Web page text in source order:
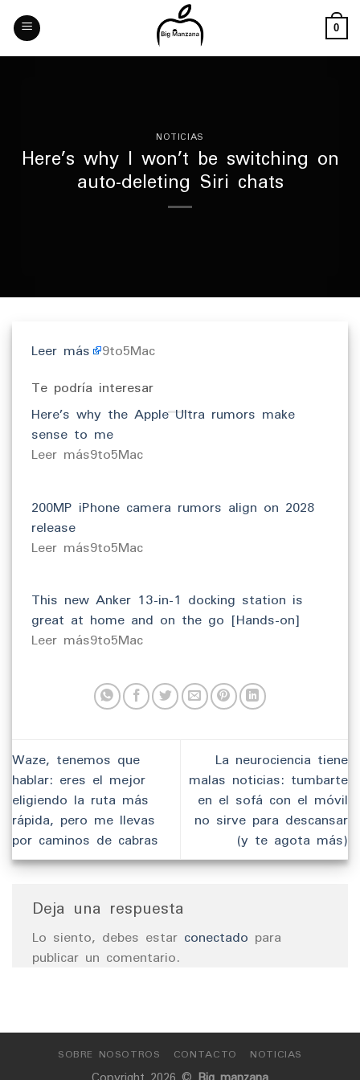
Skip
content
0
NOTICIAS
Here’s why I won’t be switching on
auto-deleting Siri chats
Leer más 9to5Mac
Te podría interesar
Here’s why the Apple Ultra rumors make
sense to me
​Leer más9to5Mac
200MP iPhone camera rumors align on 2028
release
​Leer más9to5Mac
This new Anker 13-in-1 docking station is
great at home and on the go [Hands-on]
​Leer más9to5Mac
Waze, tenemos que
hablar: eres el mejor
eligiendo la ruta más
rápida, pero me llevas
por caminos de cabras
La neurociencia tiene
malas noticias: tumbarte
en el sofá con el móvil
no sirve para descansar
(y te agota más)
Deja una respuesta
Lo siento, debes estar conectado para
publicar un comentario.
SOBRE NOSOTROS CONTACTO NOTICIAS